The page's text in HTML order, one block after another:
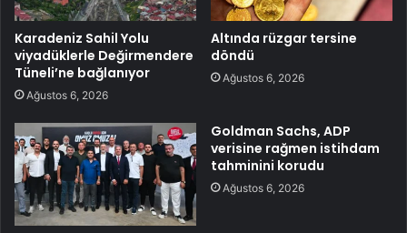
Karadeniz Sahil Yolu
viyadüklerle Değirmendere
Tüneli’ne bağlanıyor
Ağustos 6, 2026
Altında rüzgar tersine
döndü
Ağustos 6, 2026
Goldman Sachs, ADP
verisine rağmen istihdam
tahminini korudu
Ağustos 6, 2026